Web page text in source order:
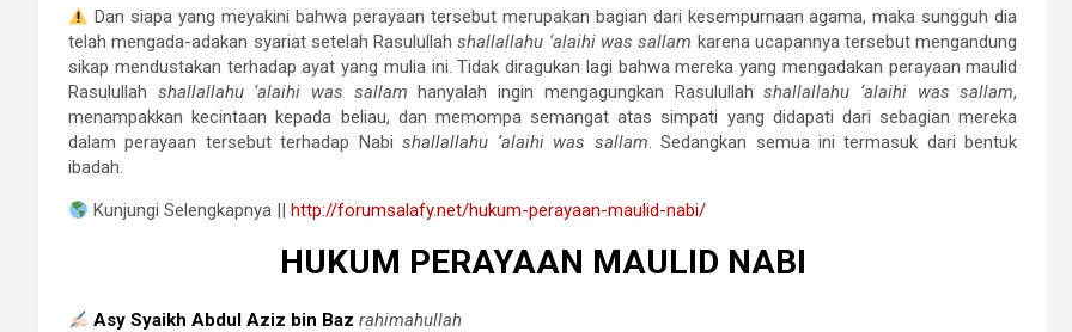
Dan siapa yang meyakini bahwa perayaan tersebut merupakan bagian dari kesempurnaan agama, maka sungguh dia
telah mengada-adakan syariat setelah Rasulullahshallallahu ‘alaihi was sallam karena ucapannya tersebut mengandung
sikap mendustakan terhadap ayat yang mulia ini. Tidak diragukan lagi bahwa mereka yang mengadakan perayaan maulid
Rasulullah shallallahu ‘alaihi was sallam hanyalah ingin mengagungkan Rasulullahshallallahu ‘alaihi was sallam,
menampakkan kecintaan kepada beliau, dan memompa semangat atas simpati yang didapati dari sebagian mereka
dalam perayaan tersebut terhadap Nabishallallahu ‘alaihi was sallam. Sedangkan semua ini termasuk dari bentuk
ibadah.
Kunjungi Selengkapnya ||http://forumsalafy.net/hukum-perayaan-maulid-nabi/
HUKUM PERAYAAN MAULID NABI
Asy Syaikh Abdul Aziz bin Baz rahimahullah